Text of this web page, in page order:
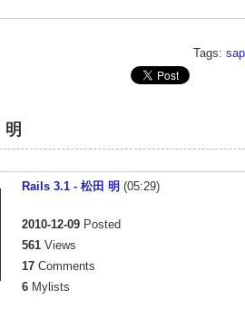
Tags:
Rails 3.1 - 松田 明 (05:29)
2010-12-09 Posted
561 Views
17 Comments
6 Mylists